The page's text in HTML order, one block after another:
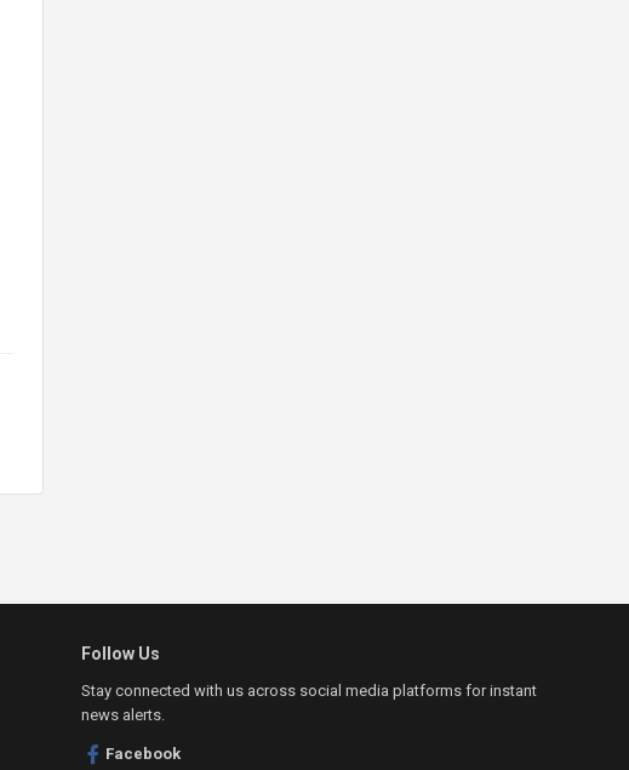
Follow Us
Stay connected with us across social media platforms for instant
news alerts.
Facebook